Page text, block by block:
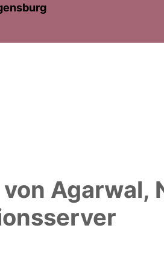
Agarwal,